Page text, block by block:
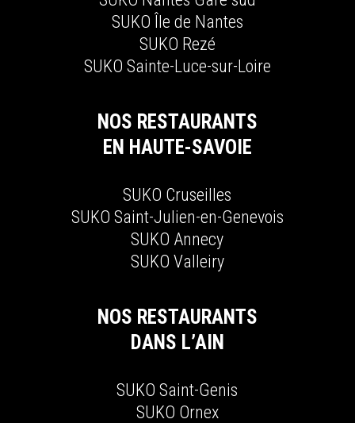
SUKO Île de Nantes
SUKO Rezé
SUKO Sainte-Luce-sur-Loire
NOS RESTAURANTS
EN HAUTE-SAVOIE
SUKO Cruseilles
SUKO Saint-Julien-en-Genevois
SUKO Annecy
SUKO Valleiry
NOS RESTAURANTS
DANS L’AIN
SUKO Saint-Genis
SUKO Ornex